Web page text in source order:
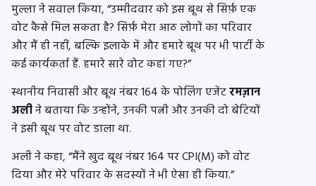
मुल्ला ने सवाल किया, “उम्मीदवार को इस बूथ से सिर्फ़ एक
वोट कैसे मिल सकता है? सिर्फ़ मेरा आठ लोगों का परिवार
और मैं ही नहीं, बल्कि इलाके में और हमारे बूथ पर भी पार्टी के
कई कार्यकर्ता हैं. हमारे सारे वोट कहां गए?”
स्थानीय निवासी और बूथ नंबर 164 के पोलिंग एजेंटरमज़ान
अलीने बताया कि उन्होंने, उनकी पत्नी और उनकी दो बेटियों
ने इसी बूथ पर वोट डाला था.
अली ने कहा, “मैंने खुद बूथ नंबर 164 पर CPI(M) को वोट
दिया और मेरे परिवार के सदस्यों ने भी ऐसा ही किया.”